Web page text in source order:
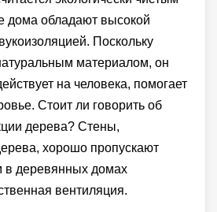
обладают высокой
Поскольку
материалом, он
на человека, помогает
Стоит ли говорить об
дерева? Стены,
хорошо пропускают
в деревянных домах
вентиляция.